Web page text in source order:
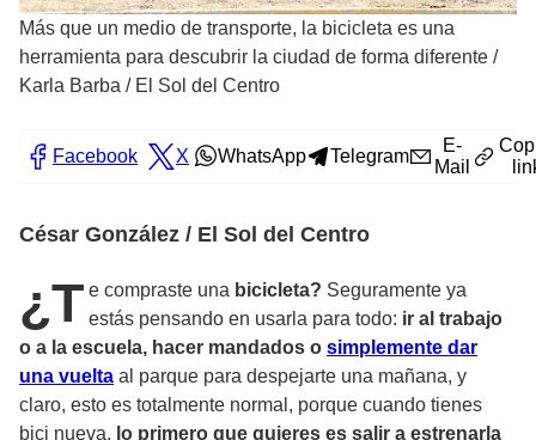
Más que un medio de transporte, la bicicleta es una
herramienta para descubrir la ciudad de forma diferente /
Karla Barba / El Sol del Centro
Facebook X WhatsApp Telegram
E-
Mail
César González / El Sol del Centro
¿T e compraste una bicicleta? Seguramente ya
estás pensando en usarla para todo: ir al trabajo
o a la escuela, hacer mandados o simplemente dar
una vuelta al parque para despejarte una mañana, y
claro, esto es totalmente normal, porque cuando tienes
bici nueva, lo primero que quieres es salir a estrenarla